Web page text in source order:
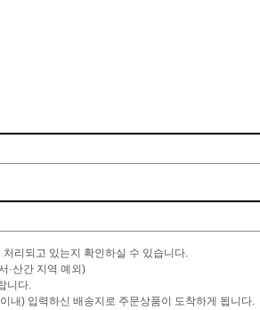
리되고 있는지 확인하실 수 있습니다.
·산간 지역 예외)
니다.
내) 입력하신 배송지로 주문상품이 도착하게 됩니다.